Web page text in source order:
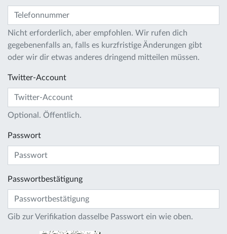
Nicht erforderlich, aber empfohlen. Wir rufen dich
gegebenenfalls an, falls es kurzfristige Änderungen gibt
oder wir dir etwas anderes dringend mitteilen müssen.
Twitter-Account
Optional. Öffentlich.
Passwort
Passwortbestätigung
Gib zur Verifikation dasselbe Passwort ein wie oben.